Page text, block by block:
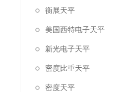
衡展天平
美国西特电子天平
新光电子天平
密度比重天平
密度天平